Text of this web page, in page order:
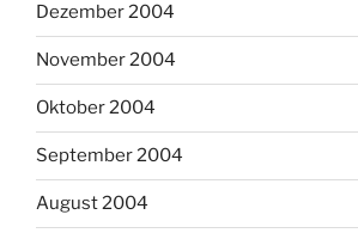
Dezember 2004
November 2004
Oktober 2004
September 2004
August 2004